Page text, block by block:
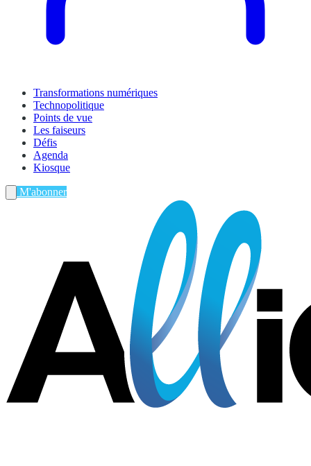
Transformations numériques
Technopolitique
Points de vue
Les faiseurs
Défis
Agenda
Kiosque
M'abonner